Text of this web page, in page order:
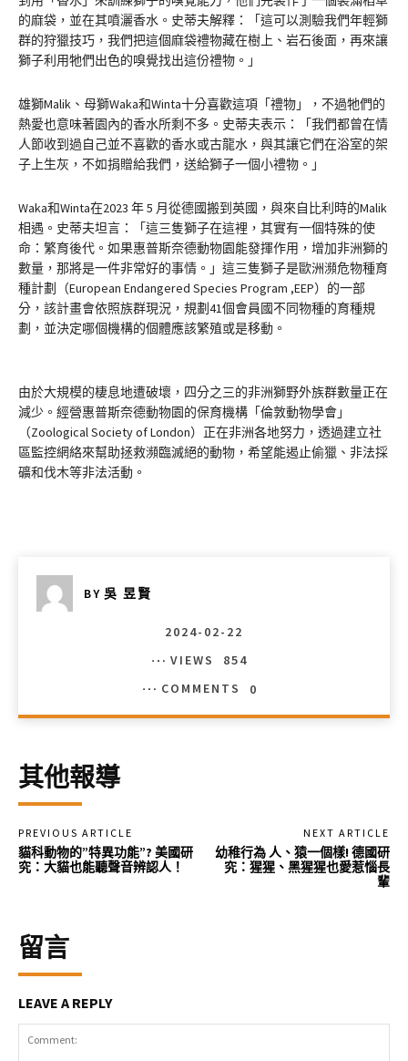
的麻袋，並在其噴灑香水。史蒂夫解釋：「這可以測驗我們年輕獅
群的狩獵技巧，我們把這個麻袋禮物藏在樹上、岩石後面，再來讓
獅子利用牠們出色的嗅覺找出這份禮物。」
雄獅Malik、母獅Waka和Winta十分喜歡這項「禮物」，不過牠們的
熱愛也意味著園內的香水所剩不多。史蒂夫表示：「我們都曾在情
人節收到過自己並不喜歡的香水或古龍水，與其讓它們在浴室的架
子上生灰，不如捐贈給我們，送給獅子一個小禮物。」
Waka和Winta在2023 年 5 月從德國搬到英國，與來自比利時的Malik
相遇。史蒂夫坦言：「這三隻獅子在這裡，其實有一個特殊的使
命：繁育後代。如果惠普斯奈德動物園能發揮作用，增加非洲獅的
數量，那將是一件非常好的事情。」這三隻獅子是歐洲瀕危物種育
種計劃（European Endangered Species Program ,EEP）的一部
分，該計畫會依照族群現況，規劃41個會員國不同物種的育種規
劃，並決定哪個機構的個體應該繁殖或是移動。
由於大規模的棲息地遭破壞，四分之三的非洲獅野外族群數量正在
減少。經營惠普斯奈德動物園的保育機構「倫敦動物學會」
（Zoological Society of London）正在非洲各地努力，透過建立社
區監控網絡來幫助拯救瀕臨滅絕的動物，希望能遏止偷獵、非法採
礦和伐木等非法活動。
BY 吳 昱賢
2024-02-22
VIEWS
854
COMMENTS
0
其他報導
PREVIOUS ARTICLE
貓科動物的”特異功能”? 美國研
究：大貓也能聽聲音辨認人！
NEXT ARTICLE
幼稚行為 人、猿一個樣! 德國研
究：猩猩、黑猩猩也愛惹惱長
輩
留言
LEAVE A REPLY